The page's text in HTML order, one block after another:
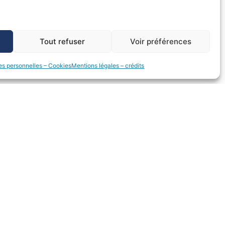
Tout refuser Voir préférences
personnelles – CookiesMentions légales – crédits
le 12 juin 2026